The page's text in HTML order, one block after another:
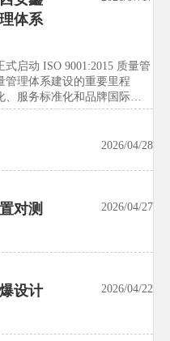
体系
启动 ISO 9001:2015 质量管
管理体系建设的重要里程
服务标准化和品牌国际化
2026/04/28
对测
2026/04/27
设计
2026/04/22
中国展团预订率达92%，释
析独立展区对出口、采购、
企业抢先把握市场先机。
设备出口绿色通道，通关平
、碳足迹声明等纳入条件。
标签
启动试验设备能效标签强
湿试验箱等实施MEPS管
告要求与出口合规应对重